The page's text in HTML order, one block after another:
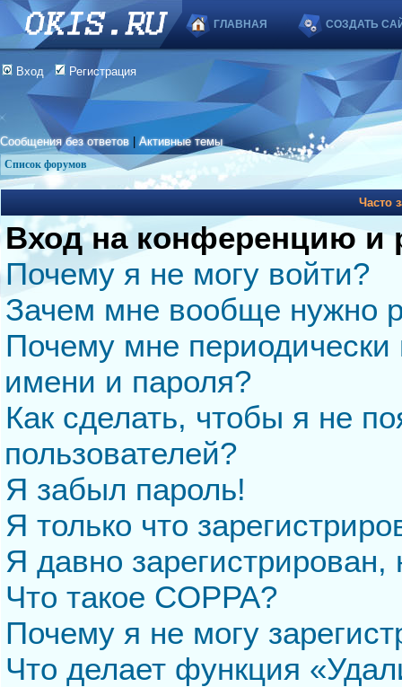
ГЛАВНАЯ СОЗДАТЬ
Вход Регистрация
Сообщения без ответов |Активные темы
Список форумов
Часто
Вход на конференцию и
Почему я не могу войти?
Зачем мне вообще нужно
Почему мне периодически
имени и пароля?
Как сделать, чтобы я не
пользователей?
Я забыл пароль!
Я только что
Я давно
Что такое COPPA?
Почему я не могу
Что делает функция